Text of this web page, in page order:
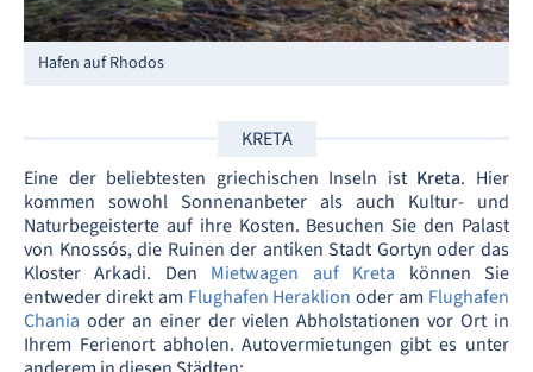
Hafen auf Rhodos
KRETA
Eine der beliebtesten griechischen Inseln ist Kreta. Hier
kommen sowohl Sonnenanbeter als auch Kultur- und
Naturbegeisterte auf ihre Kosten. Besuchen Sie den Palast
von Knossós, die Ruinen der antiken Stadt Gortyn oder das
Kloster Arkadi. Den Mietwagen auf Kreta können Sie
entweder direkt am Flughafen Heraklion oder am Flughafen
Chania oder an einer der vielen Abholstationen vor Ort in
Ihrem Ferienort abholen. Autovermietungen gibt es unter